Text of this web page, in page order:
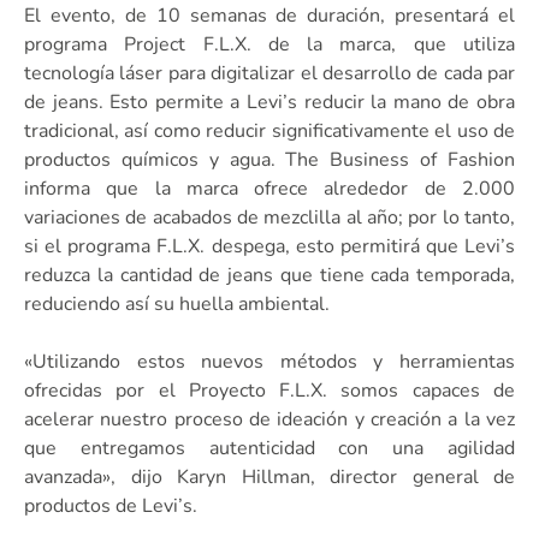
El evento, de 10 semanas de duración, presentará el
programa Project F.L.X. de la marca, que utiliza
tecnología láser para digitalizar el desarrollo de cada par
de jeans. Esto permite a Levi’s reducir la mano de obra
tradicional, así como reducir significativamente el uso de
productos químicos y agua. The Business of Fashion
informa que la marca ofrece alrededor de 2.000
variaciones de acabados de mezclilla al año; por lo tanto,
si el programa F.L.X. despega, esto permitirá que Levi’s
reduzca la cantidad de jeans que tiene cada temporada,
reduciendo así su huella ambiental.
«Utilizando estos nuevos métodos y herramientas
ofrecidas por el Proyecto F.L.X. somos capaces de
acelerar nuestro proceso de ideación y creación a la vez
que entregamos autenticidad con una agilidad
avanzada», dijo Karyn Hillman, director general de
productos de Levi’s.